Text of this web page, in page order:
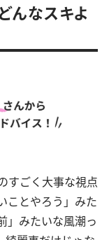
んなスキよ
すごく大事な視点
ことやろう」みた
」みたいな風潮っ